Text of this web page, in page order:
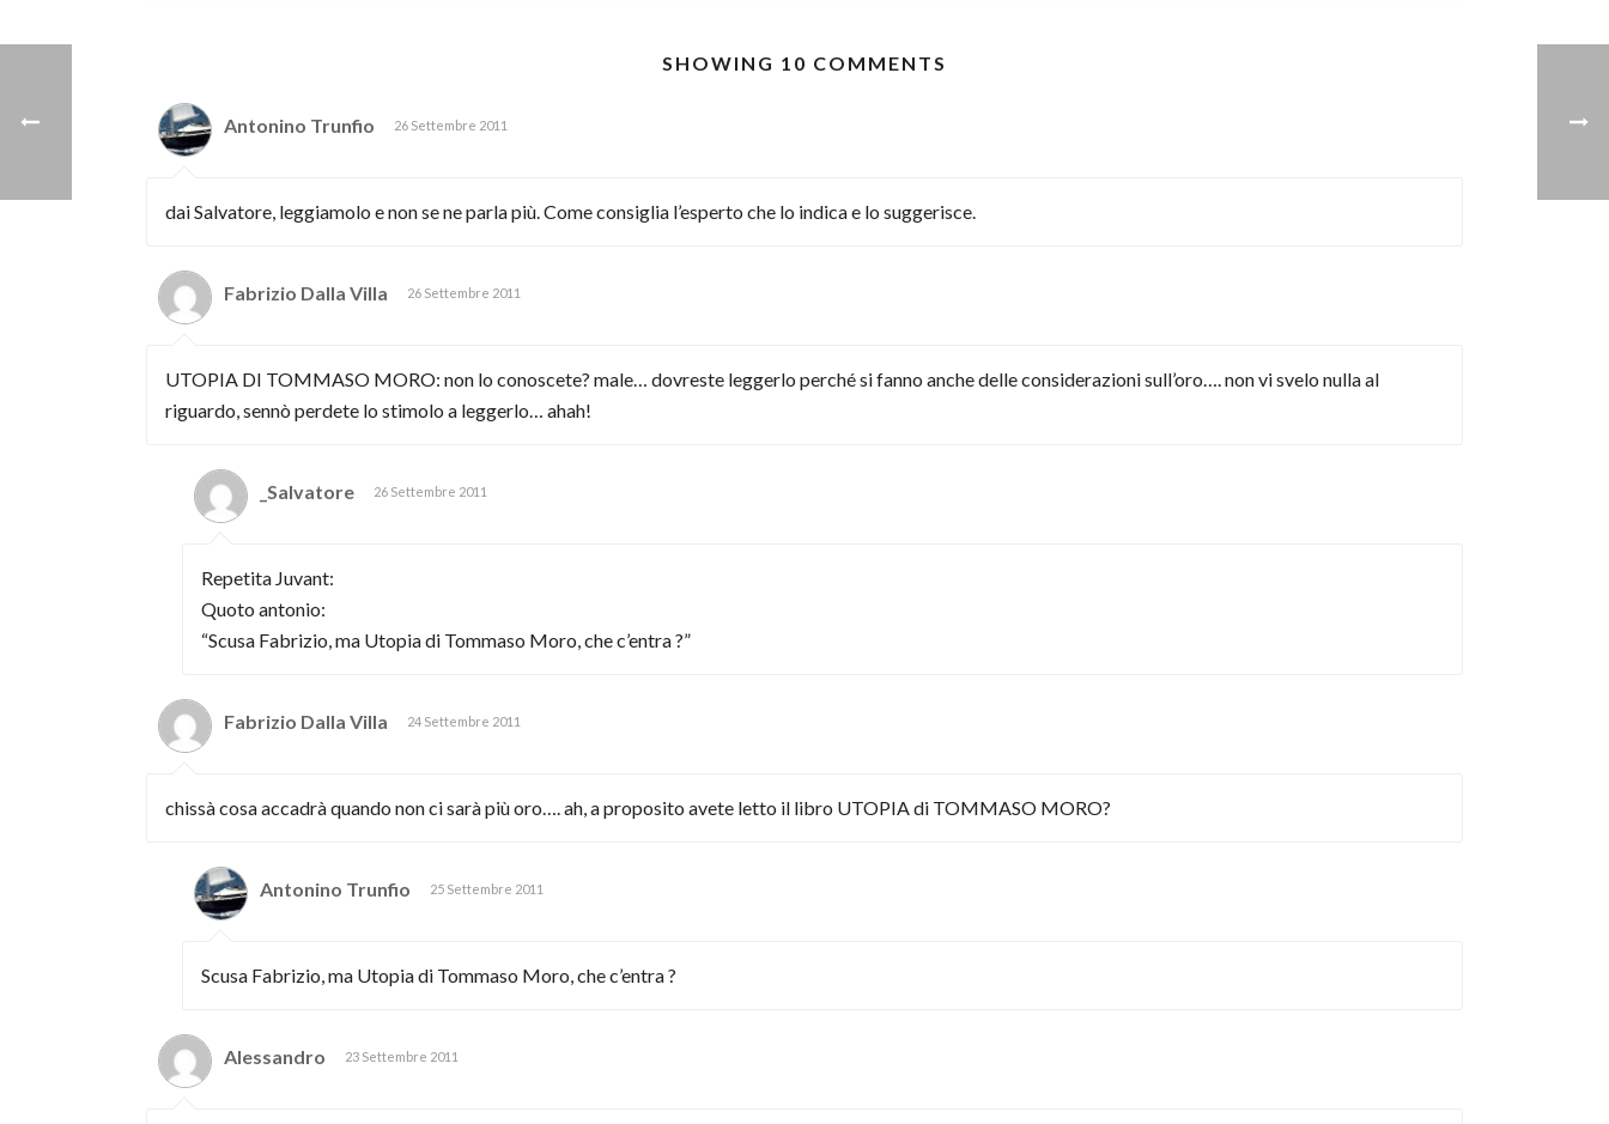
SHOWING 10 COMMENTS
Antonino Trunfio 26 Settembre 2011
dai Salvatore, leggiamolo e non se ne parla più. Come consiglia l’esperto che lo indica e lo suggerisce.
Fabrizio Dalla Villa 26 Settembre 2011
UTOPIA DI TOMMASO MORO: non lo conoscete? male… dovreste leggerlo perché si fanno anche delle considerazioni sull’oro…. non vi svelo nulla al
riguardo, sennò perdete lo stimolo a leggerlo… ahah!
_Salvatore 26 Settembre 2011
Repetita Juvant:
Quoto antonio:
“Scusa Fabrizio, ma Utopia di Tommaso Moro, che c’entra ?”
Fabrizio Dalla Villa 24 Settembre 2011
chissà cosa accadrà quando non ci sarà più oro…. ah, a proposito avete letto il libro UTOPIA di TOMMASO MORO?
Antonino Trunfio 25 Settembre 2011
Scusa Fabrizio, ma Utopia di Tommaso Moro, che c’entra ?
Alessandro 23 Settembre 2011